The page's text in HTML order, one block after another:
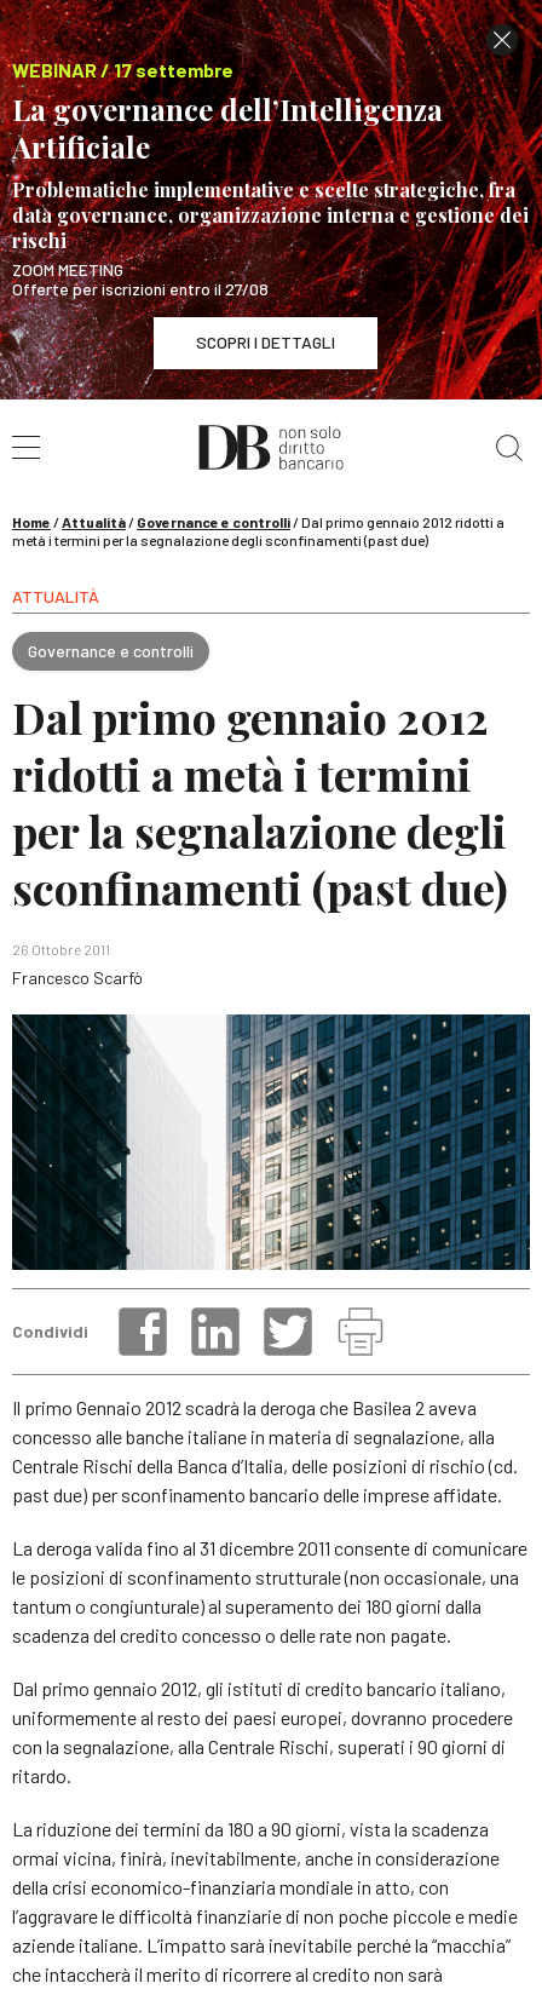
WEBINAR / 17 settembre
La governance dell’Intelligenza
Artificiale
Problematiche implementative e scelte strategiche, fra
data governance, organizzazione interna e gestione dei
rischi
ZOOM MEETING
Offerte per iscrizioni entro il 27/08
SCOPRI I DETTAGLI
WEBINAR / 17 settembre
La governance dell’Intelligenza Artificiale
Home /Attualità/ Governance e controlli/Dal primo gennaio 2012 ridotti a
metà i termini per la segnalazione degli sconfinamenti (past due)
ATTUALITÀ
Governance e controlli
Dal primo gennaio 2012
ridotti a metà i termini
per la segnalazione degli
sconfinamenti (past due)
26 Ottobre 2011
Francesco Scarfò
Condividi
Il primo Gennaio 2012 scadrà la deroga che Basilea 2 aveva
concesso alle banche italiane in materia di segnalazione, alla
Centrale Rischi della Banca d’Italia, delle posizioni di rischio (cd.
past due) per sconfinamento bancario delle imprese affidate.
La deroga valida fino al 31 dicembre 2011 consente di comunicare
le posizioni di sconfinamento strutturale (non occasionale, una
tantum o congiunturale) al superamento dei 180 giorni dalla
scadenza del credito concesso o delle rate non pagate.
Dal primo gennaio 2012, gli istituti di credito bancario italiano,
uniformemente al resto dei paesi europei, dovranno procedere
con la segnalazione, alla Centrale Rischi, superati i 90 giorni di
ritardo.
La riduzione dei termini da 180 a 90 giorni, vista la scadenza
ormai vicina, finirà, inevitabilmente, anche in considerazione
della crisi economico-finanziaria mondiale in atto, con
l’aggravare le difficoltà finanziarie di non poche piccole e medie
aziende italiane. L’impatto sarà inevitabile perché la “macchia”
che intaccherà il merito di ricorrere al credito non sarà